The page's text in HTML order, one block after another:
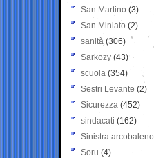
San Martino (3)
San Miniato (2)
sanità (306)
Sarkozy (43)
scuola (354)
Sestri Levante (2)
Sicurezza (452)
sindacati (162)
Sinistra arcobaleno
Soru (4)